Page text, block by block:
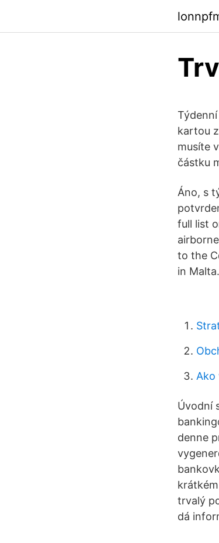
kartou
musíte
částku
Áno, s
full list
to the
in
Úvodní
denne
trvalý
dá